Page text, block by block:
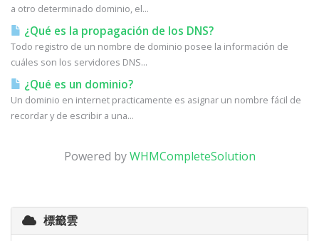
a otro determinado dominio, el...
¿Qué es la propagación de los DNS?
Todo registro de un nombre de dominio posee la información de
cuáles son los servidores DNS...
¿Qué es un dominio?
Un dominio en internet practicamente es asignar un nombre fácil de
recordar y de escribir a una...
Powered byWHMCompleteSolution
標籤雲